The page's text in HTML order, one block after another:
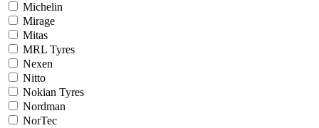
Michelin
Mirage
Mitas
MRL Tyres
Nexen
Nitto
Nokian Tyres
Nordman
NorTec